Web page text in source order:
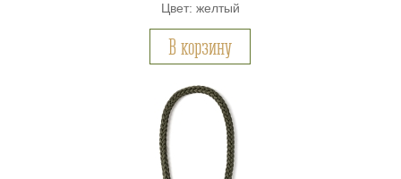
Цвет: желтый
В корзину